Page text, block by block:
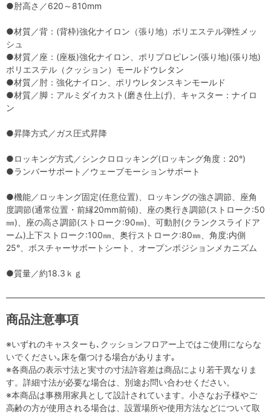
●肘高さ／620～810mm
●材質／背：(背枠)強化ナイロン（張り地）ポリエステル弾性メッ
シュ
●材質／座：(座板)強化ナイロン、ポリプロピレン(張り地)(張り地)
ポリエステル（クッション）モールドウレタン
●材質／肘：強化ナイロン、ポリウレタンスキンモールド
●材質／脚：アルミダイカスト(磨き仕上げ)、キャスター：ナイロ
ン
●昇降方式／ガス圧式昇降
●ロッキング方式／シンクロロッキング(ロッキング角度：20°)
●ランバーサポート／ウェーブモーションサポート
●機能／ロッキング固定(任意位置)、ロッキングの強さ調節、座角
度調節(通常位置・前縁20mm前傾)、座の奥行き調節(ストローク:50
㎜)、座の高さ調節(ストローク:90㎜)、可動肘(クランクスライドア
ーム)上下ストローク:100㎜、奥行ストローク:80㎜、角度:内側
25°、ボスチャーサポートシート、オープンポジションメカニズム
●質量／約18.3ｋｇ
商品注意事項
※いずれのキャスターも､クッションフロアー上ではご使用にならな
いでください｡床を傷つける場合があります｡
※各商品の表示寸法と実寸の寸法許容差は商品により若干異なりま
す。詳細寸法が必要な場合は、別途お問い合わせください。
※本商品は事務用家具として設計されています。小さなお子様やご
高齢の方が使用される場合は、設置場所や使用方法などについて取